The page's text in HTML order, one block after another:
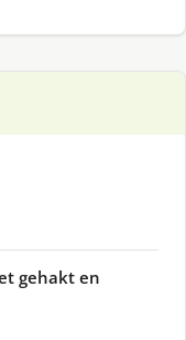
gehakt en